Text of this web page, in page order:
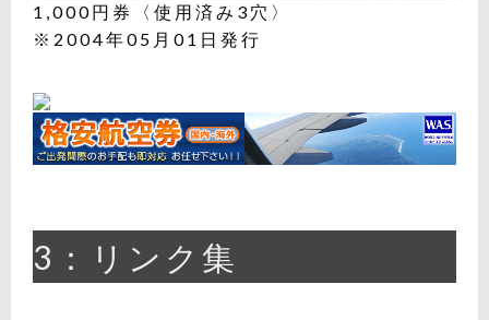
1,000円券〈使用済み3穴〉
※2004年05月01日発行
3：リンク集